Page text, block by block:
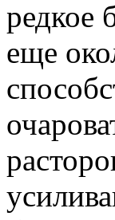
редкое
еще